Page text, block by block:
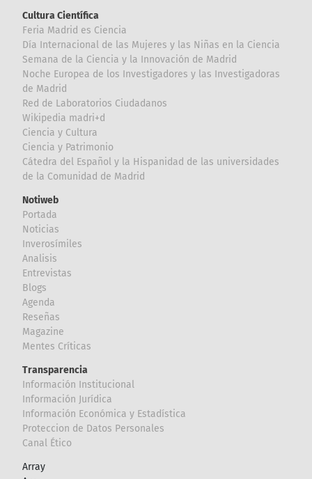
Cultura Científica
Feria Madrid es Ciencia
Día Internacional de las Mujeres y las Niñas en la Ciencia
Semana de la Ciencia y la Innovación de Madrid
Noche Europea de los Investigadores y las Investigadoras
de Madrid
Red de Laboratorios Ciudadanos
Wikipedia madri+d
Ciencia y Cultura
Ciencia y Patrimonio
Cátedra del Español y la Hispanidad de las universidades
de la Comunidad de Madrid
Notiweb
Portada
Noticias
Inverosímiles
Analisis
Entrevistas
Blogs
Agenda
Reseñas
Magazine
Mentes Críticas
Transparencia
Información Institucional
Información Jurídica
Información Económica y Estadística
Proteccion de Datos Personales
Canal Ético
Array